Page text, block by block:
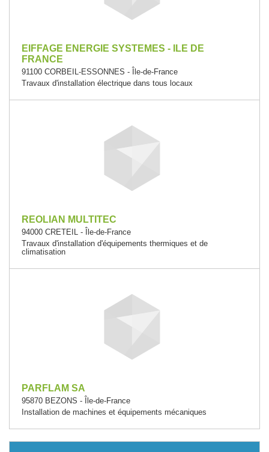
EIFFAGE ENERGIE SYSTEMES - ILE DE
FRANCE
91100 CORBEIL-ESSONNES - Île-de-France
Travaux d'installation électrique dans tous locaux
REOLIAN MULTITEC
94000 CRETEIL - Île-de-France
Travaux d'installation d'équipements thermiques et de
climatisation
PARFLAM SA
95870 BEZONS - Île-de-France
Installation de machines et équipements mécaniques